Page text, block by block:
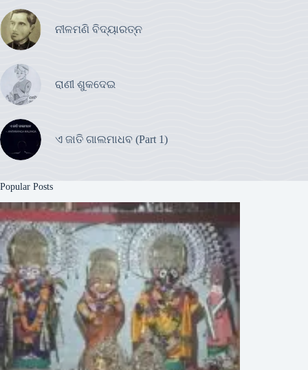
ନୀଳମଣି ବିଦ୍ୟାରତ୍ନ
ରାଣୀ ଶୁକଦେଇ
ଏ ଜାତି ଗାଲମାଧବ (Part 1)
Popular Posts